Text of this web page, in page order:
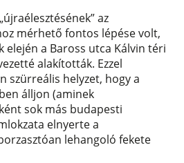
az
mérhető fontos lépése volt,
elején a Baross utca Kálvin téri
alakították. Ezzel
szürreális helyzet, hogy a
álljon (aminek
sok más budapesti
elnyerte a
lehangoló fekete